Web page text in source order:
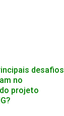
desafios
no
projeto